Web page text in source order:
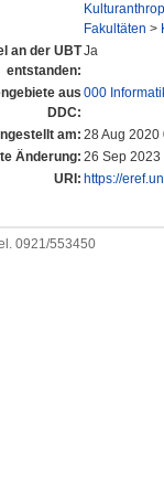
Fakultäten >
an der UBT
entstanden:
Ja
aus
DDC:
000
am: 28 Aug 2020
Änderung: 26 Sep 2023
URI: https://
0921/553450